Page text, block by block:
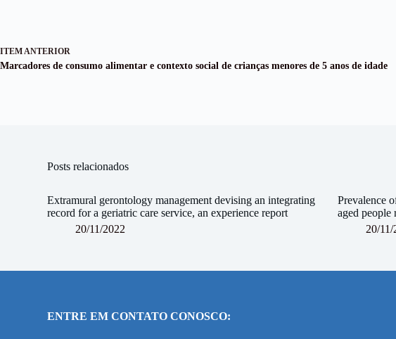
ITEM ANTERIOR
Marcadores de consumo alimentar e contexto social de crianças menores de 5 anos de idade
Posts relacionados
Extramural gerontology management devising an integrating
record for a geriatric care service, an experience report
20/11/2022
Prevalence
aged people
20/11/
ENTRE EM CONTATO CONOSCO: